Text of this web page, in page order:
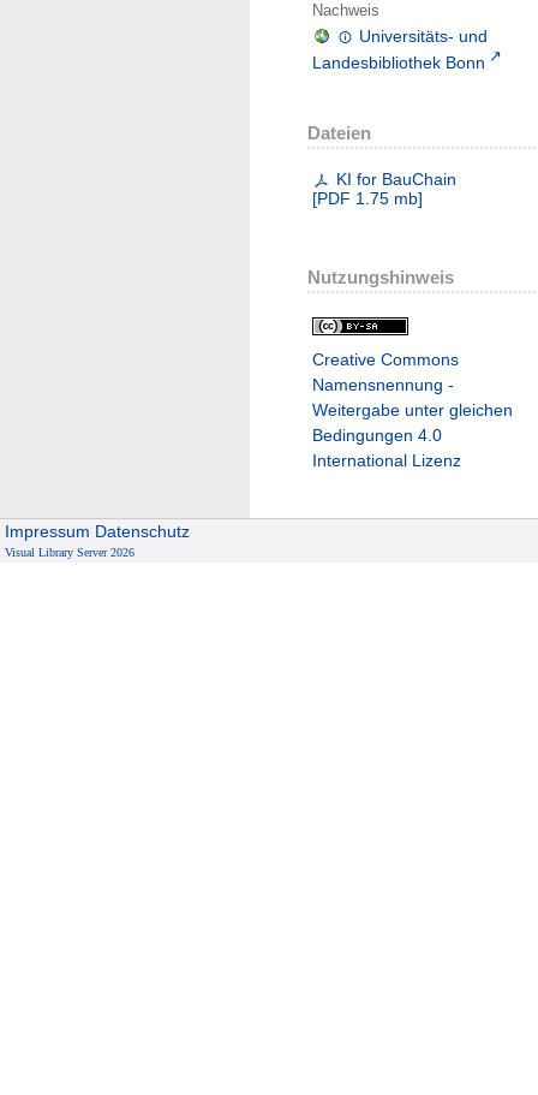
Nachweis
Universitäts- und
Landesbibliothek Bonn
Dateien
KI for BauChain
[PDF 1.75 mb]
Nutzungshinweis
Creative Commons
Namensnennung -
Weitergabe unter gleichen
Bedingungen 4.0
International Lizenz
Impressum Datenschutz
Visual Library Server 2026